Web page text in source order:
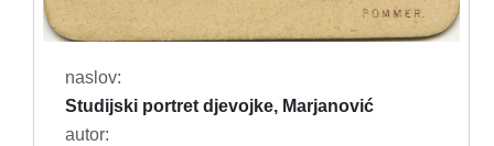
naslov:
Studijski portret djevojke, Marjanović
autor: